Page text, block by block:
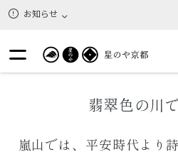
お知らせ
翡翠色の川
嵐山では、平安時代より